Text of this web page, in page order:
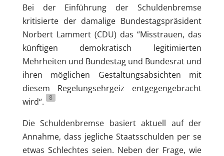
Bei der Einführung der Schuldenbremse
kritisierte der damalige Bundestagspräsident
Norbert Lammert (CDU) das “Misstrauen, das
künftigen demokratisch legitimierten
Mehrheiten und Bundestag und Bundesrat und
ihren möglichen Gestaltungsabsichten mit
diesem Regelungsehrgeiz entgegengebracht
wird“.
8
Die Schuldenbremse basiert aktuell auf der
Annahme, dass jegliche Staatsschulden per se
etwas Schlechtes seien. Neben der Frage, wie